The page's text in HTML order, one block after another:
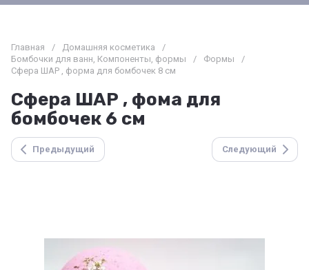
Главная / Домашняя косметика
/
Бомбочки для ванн, Компоненты, формы
/ Формы
/
Сфера ШАР , форма для бомбочек 8 см
Сфера ШАР , фома для
бомбочек 6 см
Предыдущий Следующий